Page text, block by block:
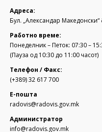
Адреса:
Бул. „Александар
Работно време:
Понеделник – Петок: 07:30 –
(Пауза од 10:30 до 11:00 часот)
Телефон / Факс:
(+389) 32 617 700
Е-пошта
radovis@radovis.gov.mk
Администратор
info@radovis.gov.mk